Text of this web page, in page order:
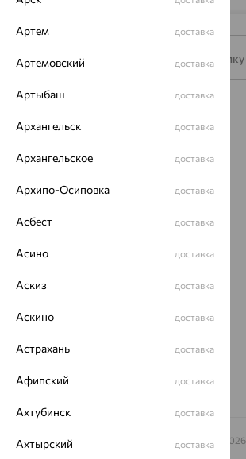
Подписаться на рассылку
Магазины и доставка г. Липецк
еще 3
Другие города
Заказать звонок
© ООО «Ювелирный дом «Кристалл»,
– 2026
Архив акций
Карта сайта
Артем доставка
Артемовский доставка
Артыбаш доставка
Архангельск доставка
Архангельское доставка
Архипо-Осиповка доставка
Асбест доставка
Асино доставка
Аскиз доставка
Аскино доставка
Астрахань доставка
Афипский доставка
Ахтубинск доставка
Ахтырский доставка